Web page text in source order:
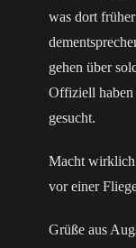
was dort
gehen über
Offiziell
gesucht.
Macht wirklich
vor einer
Grüße aus